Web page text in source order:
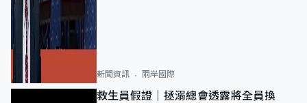
新聞資訊 兩岸國際
救生員假證｜拯溺總會透露將全員換